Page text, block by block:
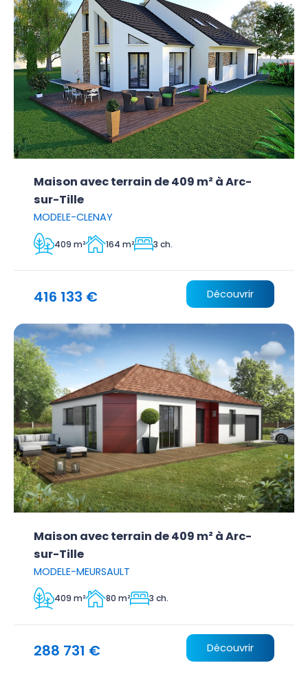
Maison avec terrain de 409 m² à Arc-
sur-Tille
MODELE-CLENAY
409 m² 164 m² 3 ch.
416 133 € Découvrir
Maison avec terrain de 409 m² à Arc-
sur-Tille
MODELE-MEURSAULT
409 m² 80 m² 3 ch.
288 731 € Découvrir